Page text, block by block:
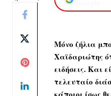
Μόνο ζήλια
Χαϊδαριώτης
ειδήσεις. Και
τελευταίο